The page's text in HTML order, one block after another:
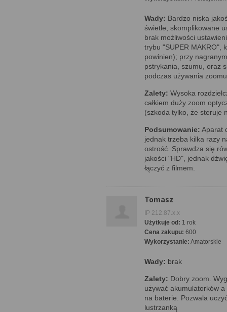
Wady: Bardzo niska
świetle, skomplikowane
brak możliwości
trybu "SUPER MAKRO",
powinien); przy
pstrykania, szumu, oraz
podczas używania
Zalety: Wysoka
całkiem duży zoom
(szkoda tylko, że steruje
Podsumowanie: Aparat
jednak trzeba kilka razy
ostrość. Sprawdza się
jakości "HD", jednak
łączyć z filmem.
Tomasz
IP 212.87.x.x
Użytkuje od: 1 rok
Cena zakupu: 600
Wykorzystanie: Amatorskie
Wady: brak
Zalety: Dobry zoom.
używać akumulatorków
na baterie. Pozwala
lustrzanką